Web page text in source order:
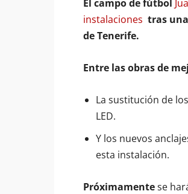
El campo de fútbol
instalaciones tras
de Tenerife.
Entre las obras de
La sustitución de
LED.
Y los nuevos
esta instalación.
Próximamentese